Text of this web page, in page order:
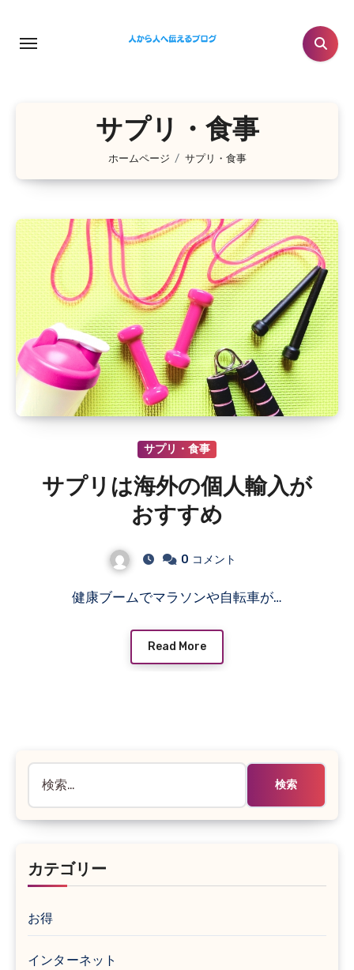
サプリ・食事
ホームページ サプリ・食事
サプリ・食事
サプリは海外の個人輸入が
おすすめ
0 コメント
健康ブームでマラソンや自転車が…
Read More
カテゴリー
お得
インターネット